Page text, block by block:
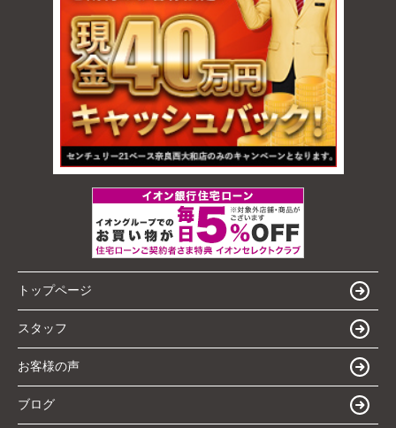
トップページ
スタッフ
お客様の声
ブログ